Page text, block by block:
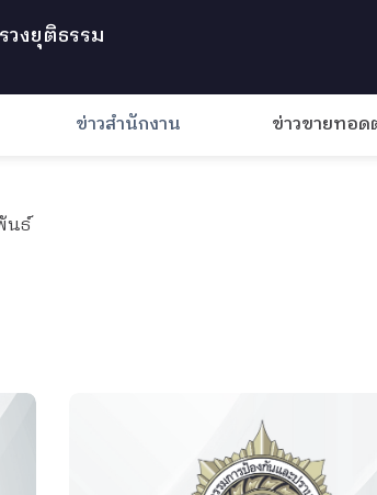
งยุติธรรม
ข่าวสำนักงาน ข่าวขายทอด
นธ์